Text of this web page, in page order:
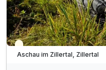
WLAN
Teilweise ausgelastet
Aschau im Zillertal, Zillertal